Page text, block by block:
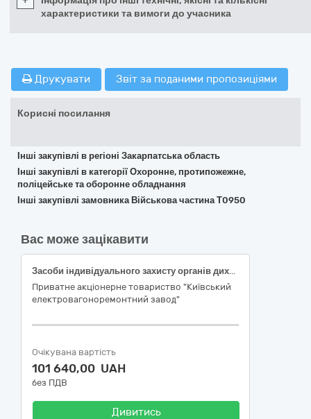
характеристики та вимоги до учасника
Друкувати Звіт за поданими пропозиціями
Корисні посилання
Інші закупівлі в регіоні Закарпатська область
Інші закупівлі в категорії Охоронне, протипожежне,
поліцейське та оборонне обладнання
Інші закупівлі замовника Військова частина Т0950
Вас може зацікавити
Засоби індивідуального захисту органів дихання
Приватне акціонерне товариство "Київський
електровагоноремонтний завод"
Очікувана вартість
101 640,00 UAH
без ПДВ
Дивитись